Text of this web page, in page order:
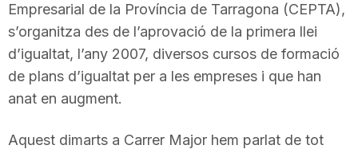
r
a
Empresarial de la Província de Tarragona (CEPTA),
s’organitza des de l’aprovació de la primera llei
d’igualtat, l’any 2007, diversos cursos de formació
de plans d’igualtat per a les empreses i que han
anat en augment.
Aquest dimarts a Carrer Major hem parlat de tot